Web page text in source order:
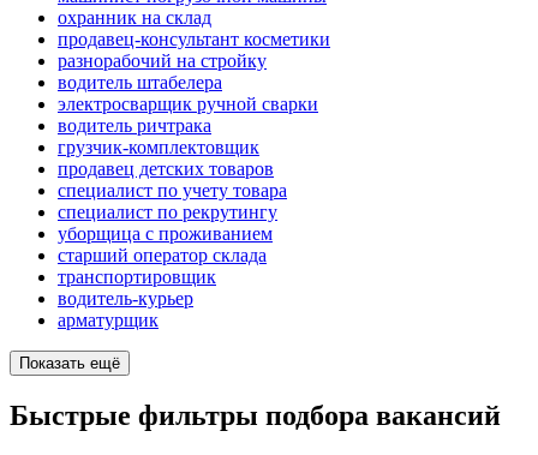
охранник на склад
продавец-консультант косметики
разнорабочий на стройку
водитель штабелера
электросварщик ручной сварки
водитель ричтрака
грузчик-комплектовщик
продавец детских товаров
специалист по учету товара
специалист по рекрутингу
уборщица с проживанием
старший оператор склада
транспортировщик
водитель-курьер
арматурщик
Показать ещё
Быстрые фильтры подбора вакансий